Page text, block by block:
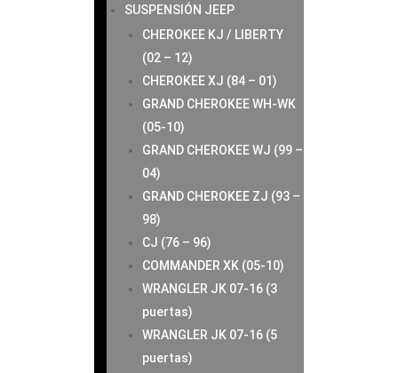
SUSPENSIÓN JEEP
CHEROKEE KJ / LIBERTY
(02 – 12)
CHEROKEE XJ (84 – 01)
GRAND CHEROKEE WH-WK
(05-10)
GRAND CHEROKEE WJ (99 –
04)
GRAND CHEROKEE ZJ (93 –
98)
CJ (76 – 96)
COMMANDER XK (05-10)
WRANGLER JK 07-16 (3
puertas)
WRANGLER JK 07-16 (5
puertas)